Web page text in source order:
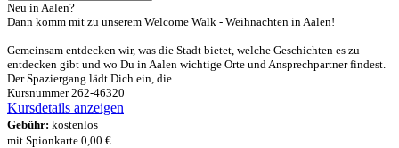
Neu in Aalen?
Dann komm mit zu unserem Welcome Walk - Weihnachten in Aalen!
Gemeinsam entdecken wir, was die Stadt bietet, welche Geschichten es zu
entdecken gibt und wo Du in Aalen wichtige Orte und Ansprechpartner findest.
Der Spaziergang lädt Dich ein, die...
Kursnummer 262-46320
Kursdetails anzeigen
Gebühr: kostenlos
mit Spionkarte 0,00 €